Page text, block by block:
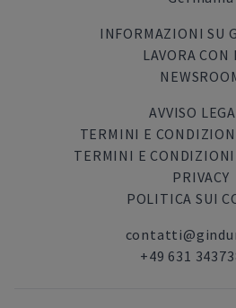
INFORMAZIONI SU
LAVORA CON
AVVISO
TERMINI E
TERMINI E
PRIVACY
POLITICA SUI
+49 631